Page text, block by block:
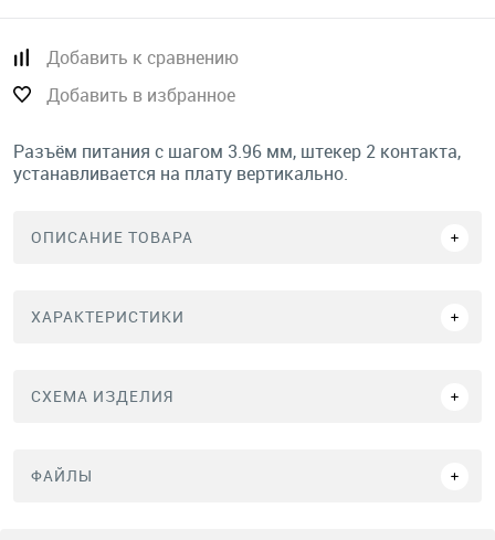
Добавить к сравнению
Добавить в избранное
Разъём питания с шагом 3.96 мм, штекер 2 контакта,
устанавливается на плату вертикально.
ОПИСАНИЕ ТОВАРА
ХАРАКТЕРИСТИКИ
СХЕМА ИЗДЕЛИЯ
ФАЙЛЫ